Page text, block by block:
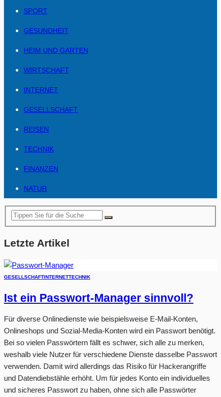
SPORT
GESUNDHEIT
HEIM UND GARTEN
WIRTSCHAFT
INTERNET
GESELLSCHAFT
REISEN
TECHNIK
FINANZEN
NATUR
Letzte Artikel
GESELLSCHAFTINTERNETTECHNIK
Ist ein Passwort-Manager sinnvoll?
Für diverse Onlinedienste wie beispielsweise E-Mail-Konten,
Onlineshops und Sozial-Media-Konten wird ein Passwort benötigt.
Bei so vielen Passwörtern fällt es schwer, sich alle zu merken,
weshalb viele Nutzer für verschiedene Dienste dasselbe Passwort
verwenden. Damit wird allerdings das Risiko für Hackerangriffe
und Datendiebstähle erhöht. Um für jedes Konto ein individuelles
und sicheres Passwort zu haben, ohne sich alle Passwörter